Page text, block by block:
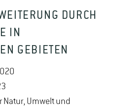
DURCH
IN
GEBIETEN
Natur, Umwelt und